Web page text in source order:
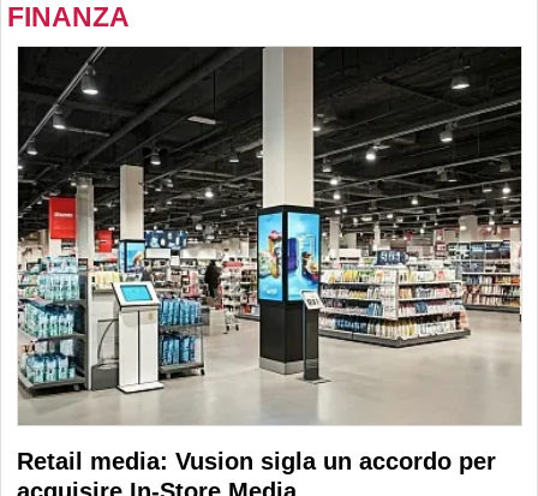
FINANZA
Retail media: Vusion sigla un accordo per